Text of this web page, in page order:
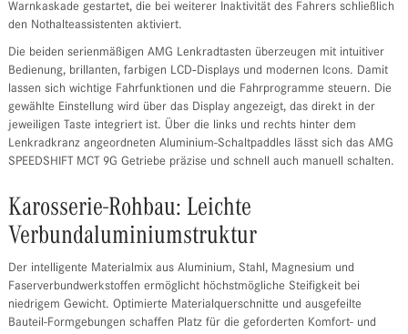
Warnkaskade gestartet, die bei weiterer Inaktivität des Fahrers schließlich
den Nothalteassistenten aktiviert.
Die beiden serienmäßigen AMG Lenkradtasten überzeugen mit intuitiver
Bedienung, brillanten, farbigen LCD‑Displays und modernen Icons. Damit
lassen sich wichtige Fahrfunktionen und die Fahrprogramme steuern. Die
gewählte Einstellung wird über das Display angezeigt, das direkt in der
jeweiligen Taste integriert ist. Über die links und rechts hinter dem
Lenkradkranz angeordneten Aluminium-Schaltpaddles lässt sich das AMG
SPEEDSHIFT MCT 9G Getriebe präzise und schnell auch manuell schalten.
Karosserie-Rohbau: Leichte
Verbundaluminiumstruktur
Der intelligente Materialmix aus Aluminium, Stahl, Magnesium und
Faserverbundwerkstoffen ermöglicht höchstmögliche Steifigkeit bei
niedrigem Gewicht. Optimierte Materialquerschnitte und ausgefeilte
Bauteil-Formgebungen schaffen Platz für die geforderten Komfort- und